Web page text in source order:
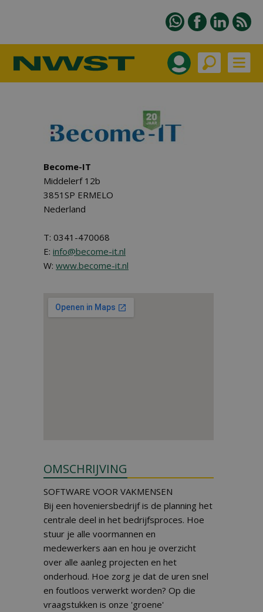
Become-IT
Middelerf 12b
3851SP ERMELO
Nederland
T: 0341-470068
E: info@become-it.nl
W: www.become-it.nl
OMSCHRIJVING
SOFTWARE VOOR VAKMENSEN
Bij een hoveniersbedrijf is de planning het
centrale deel in het bedrijfsproces. Hoe
stuur je alle voormannen en
medewerkers aan en hou je overzicht
over alle aanleg projecten en het
onderhoud. Hoe zorg je dat de uren snel
en foutloos verwerkt worden? Op die
vraagstukken is onze 'groene'